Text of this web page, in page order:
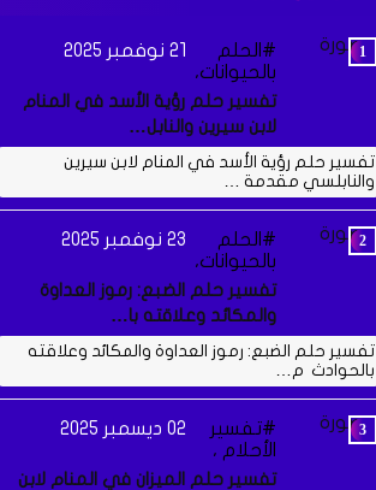
الحلم
بالحيوانات،
21 نوفمبر 2025
تفسير حلم رؤية الأسد في المنام
لابن سيرين والنابل…
تفسير حلم رؤية الأسد في المنام لابن سيرين
والنابلسي مقدمة …
الحلم
بالحيوانات،
23 نوفمبر 2025
تفسير حلم الضبع: رموز العداوة
والمكائد وعلاقته با…
تفسير حلم الضبع: رموز العداوة والمكائد وعلاقته
بالحوادث م…
تفسير
الأحلام ،
02 ديسمبر 2025
تفسير حلم الميزان في المنام لابن